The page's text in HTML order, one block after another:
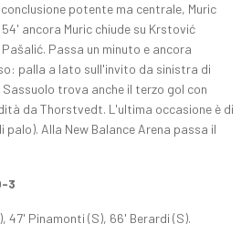
potente ma centrale, Muric
ancora Muric chiude su Krstović
Passa un minuto e ancora
palla a lato sull'invito da sinistra di
trova anche il terzo gol con
da Thorstvedt. L'ultima occasione è di
Alla New Balance Arena passa il
3
47' Pinamonti (S), 66' Berardi (S).